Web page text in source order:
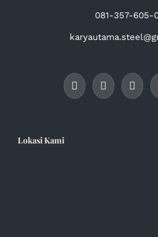
081-357-605-
Lokasi Kami